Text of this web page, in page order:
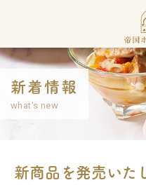
新着情報
what's new
新商品を発売いた